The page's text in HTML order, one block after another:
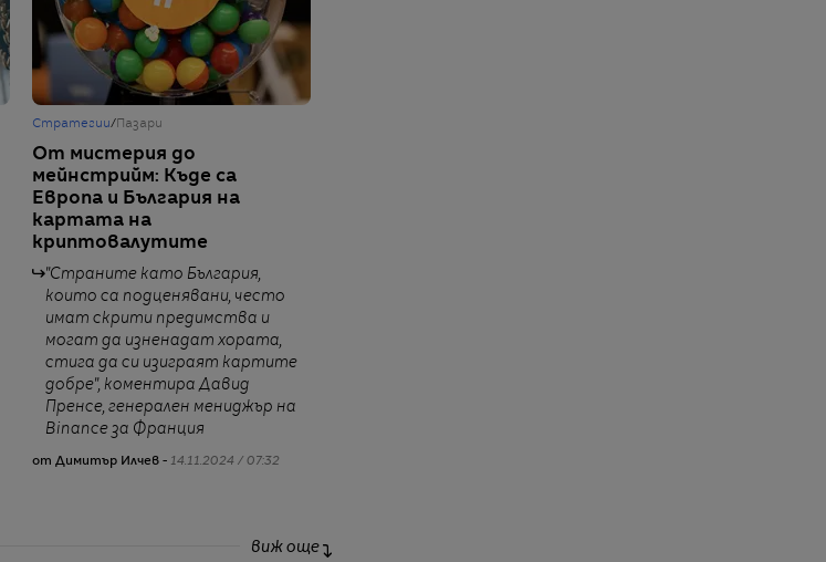
Стратегии/Пазари
От мистерия до
мейнстрийм: Къде са
Европа и България на
картата на
криптовалутите
"Страните като България,
които са подценявани, често
имат скрити предимства и
могат да изненадат хората,
стига да си изиграят картите
добре", коментира Давид
Пренсе, генерален мениджър на
Binance за Франция
от Димитър Илчев - 14.11.2024 / 07:32
виж още